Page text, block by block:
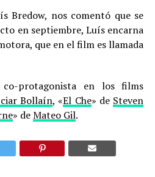
Bredow, nos comentó que se
en septiembre, Luís encarna
que en el film es llamada
protagonista en los films
Bollaín, «El Che» de Steven
» deMateo Gil.